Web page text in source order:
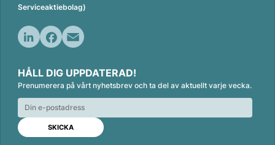
Serviceaktiebolag)
n
k
e
d
n
c
e
b
o
o
k
a
i
l
HÅLL DIG UPPDATERAD!
Prenumerera på vårt nyhetsbrev och ta del av aktuellt varje vecka.